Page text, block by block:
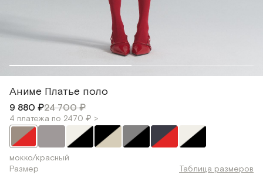
Аниме Платье поло
9 880 ₽24 700 ₽
4 платежа по 2470 ₽ >
мокко/красный
Размер
Таблица размеров